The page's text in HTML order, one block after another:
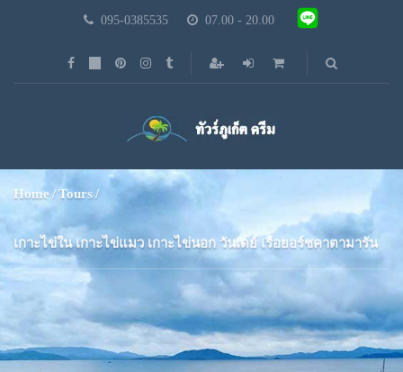
095-0385535 07.00 - 20.00
Home Tours
เกาะไข่ใน เกาะไข่แมว เกาะไข่นอก วันเดย์ เรือยอร์ชคาตามารัน